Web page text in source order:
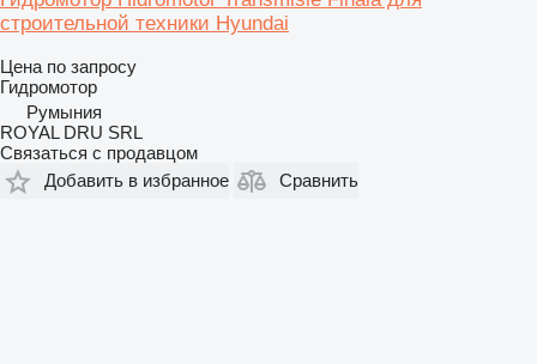
строительной техники Hyundai
Цена по запросу
Гидромотор
Румыния
ROYAL DRU SRL
Связаться с продавцом
Добавить в избранное
Сравнить